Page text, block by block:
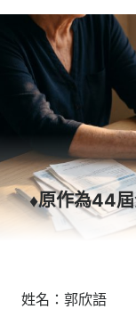
♦原作為44
姓名：郭欣語